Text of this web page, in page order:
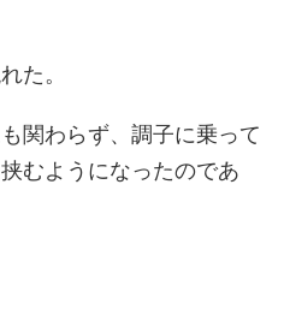
た。
関わらず、調子に乗って
むようになったのであ